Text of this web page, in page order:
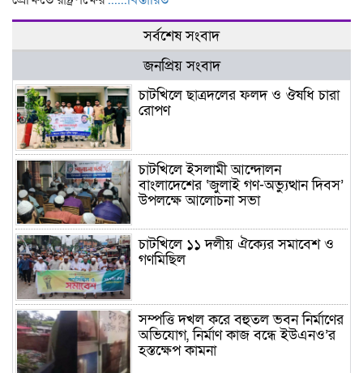
সর্বশেষ সংবাদ
জনপ্রিয় সংবাদ
চাটখিলে ছাত্রদলের ফলদ ও ঔষধি চারা
রোপণ
চাটখিলে ইসলামী আন্দোলন
বাংলাদেশের ‘জুলাই গণ-অভ্যুত্থান দিবস’
উপলক্ষে আলোচনা সভা
চাটখিলে ১১ দলীয় ঐক্যের সমাবেশ ও
গণমিছিল
সম্পত্তি দখল করে বহুতল ভবন নির্মাণের
অভিযোগ, নির্মাণ কাজ বন্ধে ইউএনও’র
হস্তক্ষেপ কামনা